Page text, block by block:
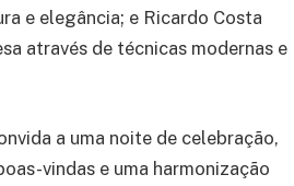
e elegância; e Ricardo Costa
através de técnicas modernas e
a uma noite de celebração,
vindas e uma harmonização